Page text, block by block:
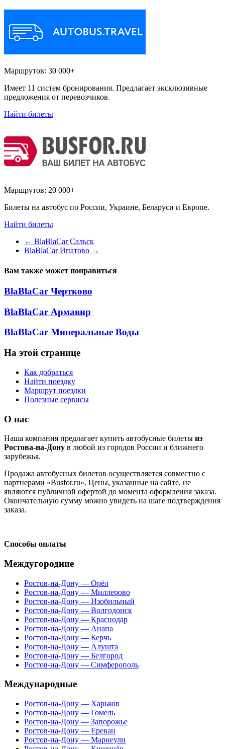
Маршрутов: 30 000+
Имеет 11 систем бронирования. Предлагает эксклюзивные
предложения от перевозчиков.
Найти билеты
Маршрутов: 20 000+
Билеты на автобус по России, Украине, Беларуси и Европе.
Найти билеты
← BlaBlaCar Сальск
BlaBlaCar Ипатово →
Вам также может понравиться
BlaBlaCar Чертково
BlaBlaCar Армавир
BlaBlaCar Минеральные Воды
На этой странице
Как добраться
Найти поездку
Маршрут поездки
Полезные сервисы
О нас
Наша компания предлагает купить автобусные билеты из
Ростова-на-Дону в любой из городов России и ближнего
зарубежья.
Продажа автобусных билетов осуществляется совместно с
партнерами «Busfor.ru». Цены, указанные на сайте, не
являются публичной офертой до момента оформления заказа.
Окончательную сумму можно увидеть на шаге подтверждения
заказа.
Способы оплаты
Междугородние
Ростов-на-Дону — Орёл
Ростов-на-Дону — Миллерово
Ростов-на-Дону — Изобильный
Ростов-на-Дону — Волгодонск
Ростов-на-Дону — Краснодар
Ростов-на-Дону — Анапа
Ростов-на-Дону — Керчь
Ростов-на-Дону — Алушта
Ростов-на-Дону — Белгород
Ростов-на-Дону — Симферополь
Международные
Ростов-на-Дону — Харьков
Ростов-на-Дону — Гомель
Ростов-на-Дону — Запорожье
Ростов-на-Дону — Ереван
Ростов-на-Дону — Марнеули